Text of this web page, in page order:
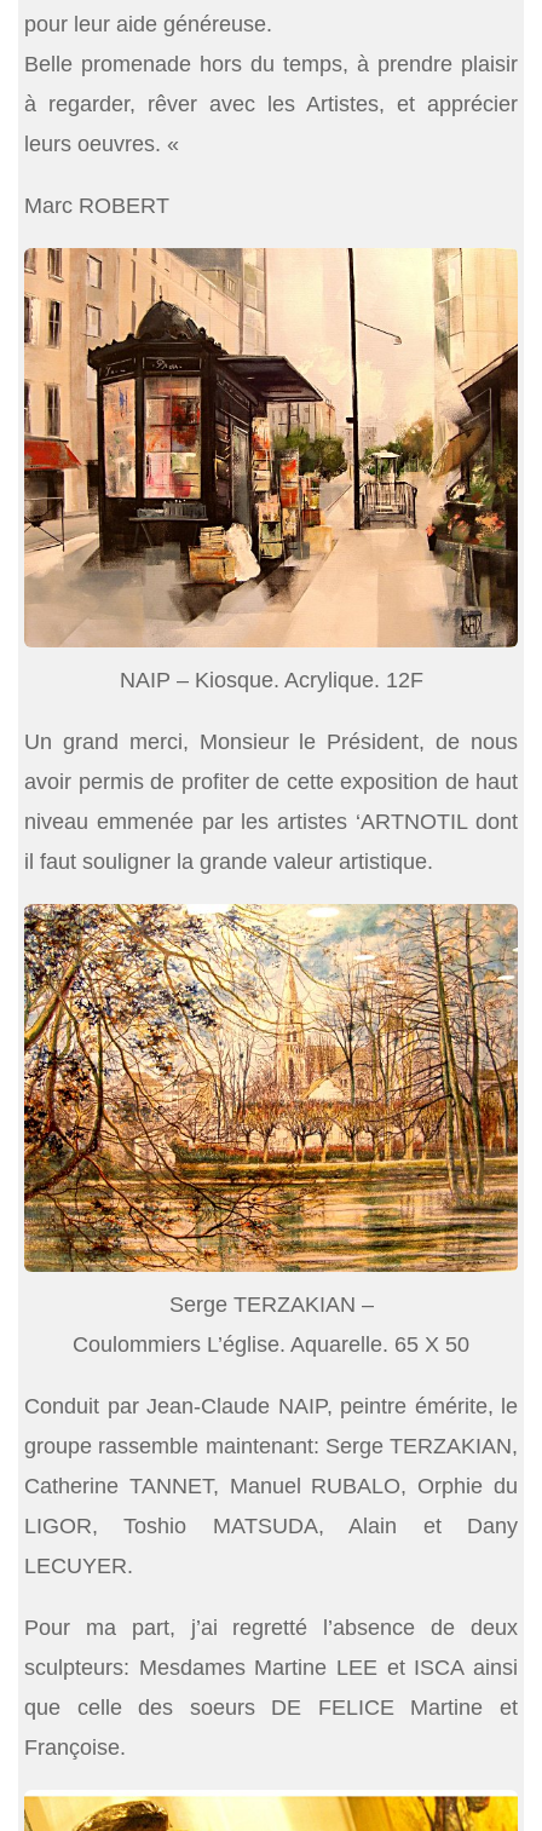
pour leur aide généreuse.
Belle promenade hors du temps, à prendre plaisir
à regarder, rêver avec les Artistes, et apprécier
leurs oeuvres. «
Marc ROBERT
NAIP – Kiosque. Acrylique. 12F
Un grand merci, Monsieur le Président, de nous
avoir permis de profiter de cette exposition de haut
niveau emmenée par les artistes ‘ARTNOTIL dont
il faut souligner la grande valeur artistique.
Serge TERZAKIAN –
Coulommiers L’église. Aquarelle. 65 X 50
Conduit par Jean-Claude NAIP, peintre émérite, le
groupe rassemble maintenant: Serge TERZAKIAN,
Catherine TANNET, Manuel RUBALO, Orphie du
LIGOR, Toshio MATSUDA, Alain et Dany
LECUYER.
Pour ma part, j’ai regretté l’absence de deux
sculpteurs: Mesdames Martine LEE et ISCA ainsi
que celle des soeurs DE FELICE Martine et
Françoise.